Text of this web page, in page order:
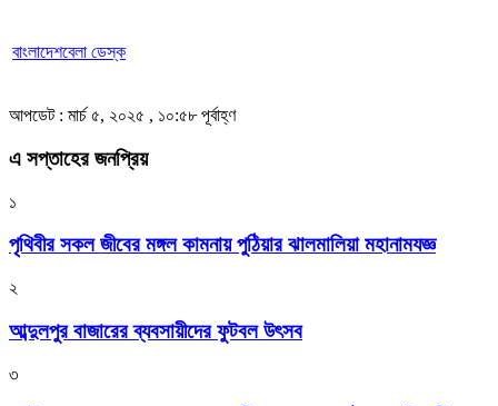
বাংলাদেশবেলা ডেস্ক
আপডেট : মার্চ ৫, ২০২৫ , ১০:৫৮ পূর্বাহ্ণ
এ সপ্তাহের জনপ্রিয়
১
পৃথিবীর সকল জীবের মঙ্গল কামনায় পুঠিয়ার ঝালমালিয়া মহানামযজ্ঞ
২
আব্দুলপুর বাজারের ব্যবসায়ীদের ফুটবল উৎসব
৩